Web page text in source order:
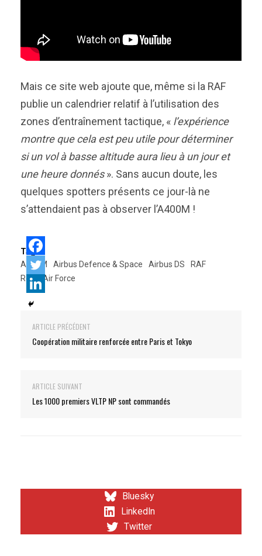
Mais ce site web ajoute que, même si la RAF
publie un calendrier relatif à l’utilisation des
zones d’entraînement tactique, « l’expérience
montre que cela est peu utile pour déterminer
si un vol à basse altitude aura lieu à un jour et
une heure donnés». Sans aucun doute, les
quelques spotters présents ce jour-là ne
s’attendaient pas à observer l’A400M !
Tags:
A400M
Airbus Defence & Space Airbus DS
RAF
Royal Air Force
ARTICLE PRÉCÉDENT
Coopération militaire renforcée entre Paris et Tokyo
ARTICLE SUIVANT
Les 1000 premiers VLTP NP sont commandés
Bluesky
LinkedIn
Twitter